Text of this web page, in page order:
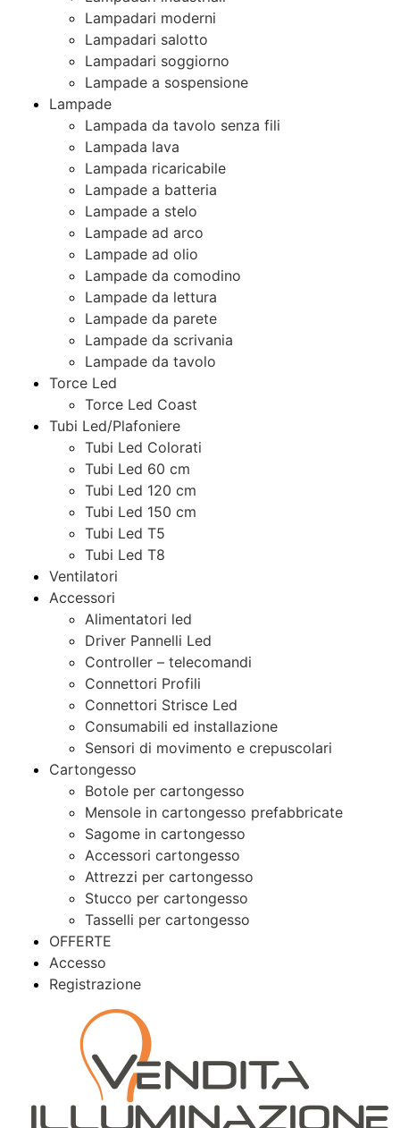
Lampadari moderni
Lampadari salotto
Lampadari soggiorno
Lampade a sospensione
Lampade
Lampada da tavolo senza fili
Lampada lava
Lampada ricaricabile
Lampade a batteria
Lampade a stelo
Lampade ad arco
Lampade ad olio
Lampade da comodino
Lampade da lettura
Lampade da parete
Lampade da scrivania
Lampade da tavolo
Torce Led
Torce Led Coast
Tubi Led/Plafoniere
Tubi Led Colorati
Tubi Led 60 cm
Tubi Led 120 cm
Tubi Led 150 cm
Tubi Led T5
Tubi Led T8
Ventilatori
Accessori
Alimentatori led
Driver Pannelli Led
Controller – telecomandi
Connettori Profili
Connettori Strisce Led
Consumabili ed installazione
Sensori di movimento e crepuscolari
Cartongesso
Botole per cartongesso
Mensole in cartongesso prefabbricate
Sagome in cartongesso
Accessori cartongesso
Attrezzi per cartongesso
Stucco per cartongesso
Tasselli per cartongesso
OFFERTE
Accesso
Registrazione